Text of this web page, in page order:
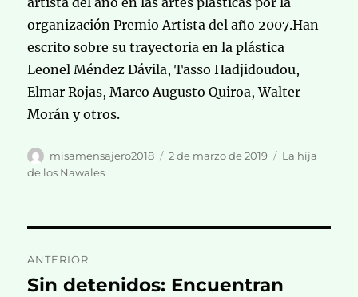
organización Premio Artista del año 2007.Han
escrito sobre su trayectoria en la plástica
Leonel Méndez Dávila, Tasso Hadjidoudou,
Elmar Rojas, Marco Augusto Quiroa, Walter
Morán y otros.
Autor
misamensajero2018
Publicado
2 de marzo de 2019 Categorías
La hija
de los Nawales
de
ANTERIOR
Entrada
Sin detenidos: Encuentran